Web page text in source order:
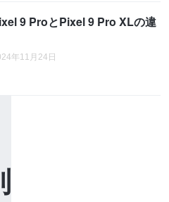
9 ProとPixel 9 Pro XLの違
年11月24日